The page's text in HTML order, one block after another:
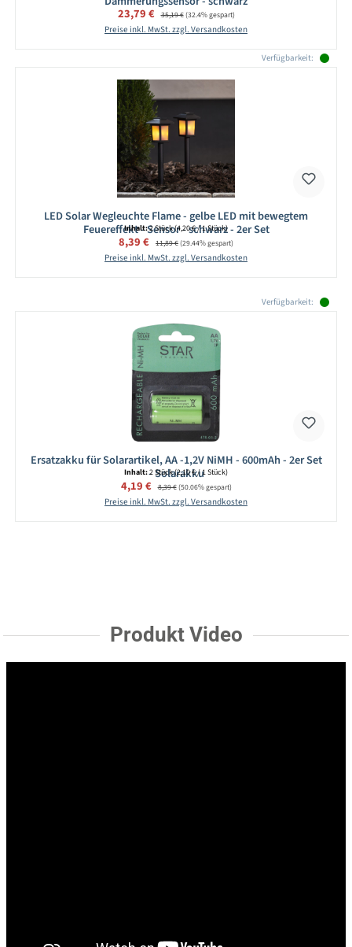
Verkaufspreis:
23,79 € Regulärer Preis:
35,19 €(32.4% gespart)
Preise inkl. MwSt. zzgl. Versandkosten
Verfügbarkeit:
LED Solar Wegleuchte Flame - gelbe LED mit bewegtem
Feuereffekt - Sensor - schwarz - 2er Set
Inhalt:2 Stück(4,20 € / 1 Stück)
Verkaufspreis:
8,39 € Regulärer Preis:
11,89 €(29.44% gespart)
Preise inkl. MwSt. zzgl. Versandkosten
Verfügbarkeit:
Ersatzakku für Solarartikel, AA -1,2V NiMH - 600mAh - 2er Set
- Solarakku
Inhalt:2 Stück(2,10 € / 1 Stück)
Verkaufspreis:
4,19 € Regulärer Preis:
8,39 €(50.06% gespart)
Preise inkl. MwSt. zzgl. Versandkosten
Produkt Video